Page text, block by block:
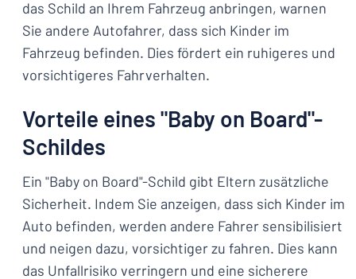
das Schild an Ihrem Fahrzeug anbringen, warnen
Sie andere Autofahrer, dass sich Kinder im
Fahrzeug befinden. Dies fördert ein ruhigeres und
vorsichtigeres Fahrverhalten.
Vorteile eines "Baby on Board"-
Schildes
Ein "Baby on Board"-Schild gibt Eltern zusätzliche
Sicherheit. Indem Sie anzeigen, dass sich Kinder im
Auto befinden, werden andere Fahrer sensibilisiert
und neigen dazu, vorsichtiger zu fahren. Dies kann
das Unfallrisiko verringern und eine sicherere